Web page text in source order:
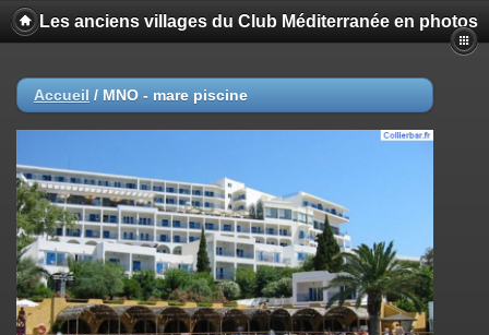
Les anciens villages du Club Méditerranée en photos
Accueil / MNO - mare piscine